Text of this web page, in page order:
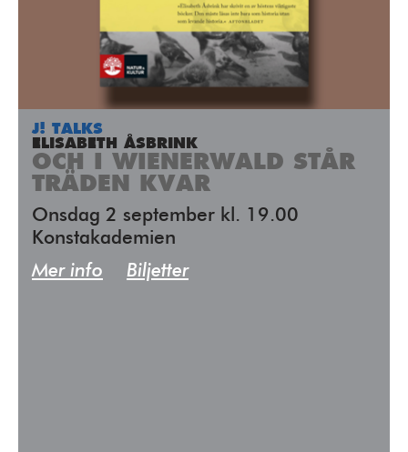
J! TALKS
ELISABETH ÅSBRINK
OCH I WIENERWALD STÅR
TRÄDEN KVAR
Onsdag 2 september kl. 19.00
Konstakademien
Mer info
Biljetter